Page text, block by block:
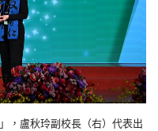
，盧秋玲副校長（右）代表出